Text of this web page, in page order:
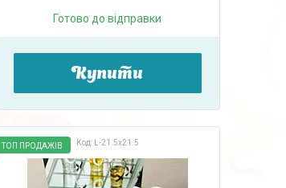
Готово до відправки
Купити
L-21.5х21.5
ТОП ПРОДАЖІВ